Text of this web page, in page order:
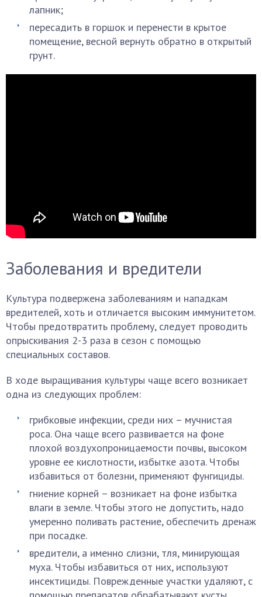
лапник;
пересадить в горшок и перенести в крытое
помещение, весной вернуть обратно в открытый
грунт.
Заболевания и вредители
Культура подвержена заболеваниям и нападкам
вредителей, хоть и отличается высоким иммунитетом.
Чтобы предотвратить проблему, следует проводить
опрыскивания 2-3 раза в сезон с помощью
специальных составов.
В ходе выращивания культуры чаще всего возникает
одна из следующих проблем:
грибковые инфекции, среди них – мучнистая
роса. Она чаще всего развивается на фоне
плохой воздухопроницаемости почвы, высоком
уровне ее кислотности, избытке азота. Чтобы
избавиться от болезни, применяют фунгициды.
гниение корней – возникает на фоне избытка
влаги в земле. Чтобы этого не допустить, надо
умеренно поливать растение, обеспечить дренаж
при посадке.
вредители, а именно слизни, тля, минирующая
муха. Чтобы избавиться от них, используют
инсектициды. Поврежденные участки удаляют, с